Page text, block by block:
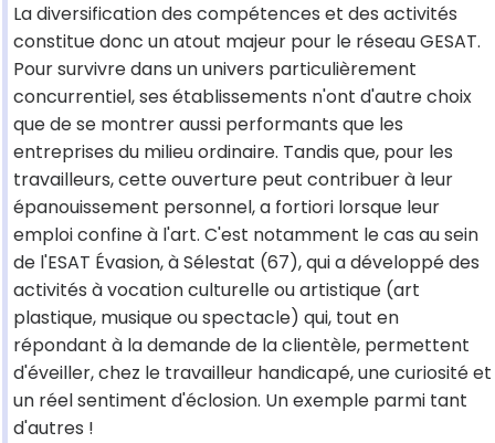
La diversification des compétences et des activités
constitue donc un atout majeur pour le réseau GESAT.
Pour survivre dans un univers particulièrement
concurrentiel, ses établissements n'ont d'autre choix
que de se montrer aussi performants que les
entreprises du milieu ordinaire. Tandis que, pour les
travailleurs, cette ouverture peut contribuer à leur
épanouissement personnel, a fortiori lorsque leur
emploi confine à l'art. C'est notamment le cas au sein
de l'ESAT Évasion, à Sélestat (67), qui a développé des
activités à vocation culturelle ou artistique (art
plastique, musique ou spectacle) qui, tout en
répondant à la demande de la clientèle, permettent
d'éveiller, chez le travailleur handicapé, une curiosité et
un réel sentiment d'éclosion. Un exemple parmi tant
d'autres !